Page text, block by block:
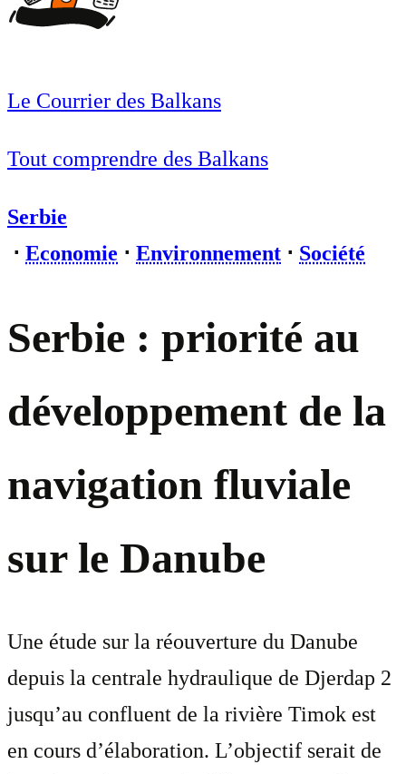
Le Courrier des Balkans
Tout comprendre des Balkans
Serbie
⋅ Economie ⋅ Environnement ⋅ Société
Serbie : priorité au
développement de la
navigation fluviale
sur le Danube
Une étude sur la réouverture du Danube
depuis la centrale hydraulique de Djerdap 2
jusqu’au confluent de la rivière Timok est
en cours d’élaboration. L’objectif serait de